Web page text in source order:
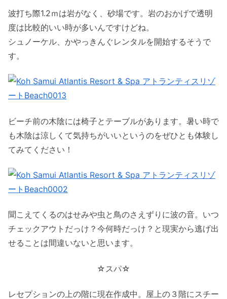
波打ち際1.2ｍは岩がなく、砂場です。岩のおかげで透明
度は比較的いい時が多いんですけどね。
シュノーケル、かやっきんぐレンタルを開始するそうで
す。
ビーチ前の木陰には椅子とテーブルがあります。暑い時で
も木陰は涼しくて気持ちがいいというのをぜひとも体験し
てみてください！
聞こえてくるのはせみや虫と鳥のさえずりに波の音。いつ
チェックアウトだっけ？今何時だっけ？と現実から逃げ出
せることは間違いないと思います。
☆スパ☆
レセプションの上の階に現在作成中。屋上の３階にスチー